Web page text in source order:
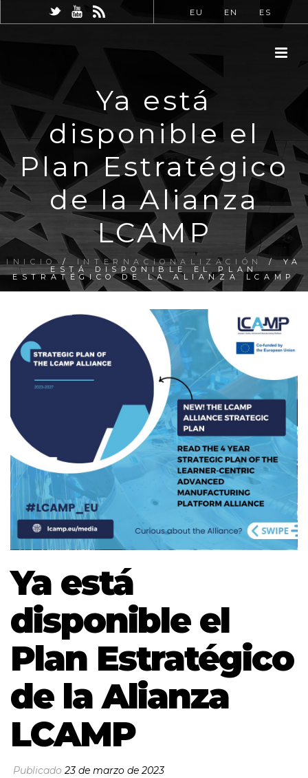
EU EN ES
Ya está
disponible el
Plan Estratégico
de la Alianza
LCAMP
INICIO/ INTERNACIONALIZACIÓN / YA
ESTÁ DISPONIBLE EL PLAN
ESTRATÉGICO DE LA ALIANZA LCAMP
Ya está
disponible el
Plan Estratégico
de la Alianza
LCAMP
Publicado23 de marzo de 2023